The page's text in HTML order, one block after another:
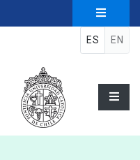
ES EN